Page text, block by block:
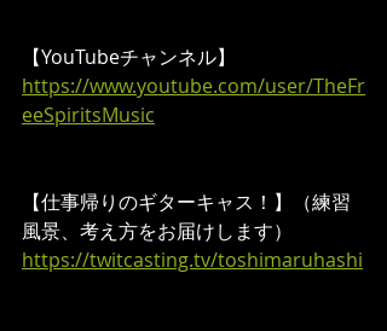
【YouTubeチャンネル】
https://www.youtube.com/user/TheFr
eeSpiritsMusic
【仕事帰りのギターキャス！】（練習
風景、考え方をお届けします）
https://twitcasting.tv/toshimaruhashi